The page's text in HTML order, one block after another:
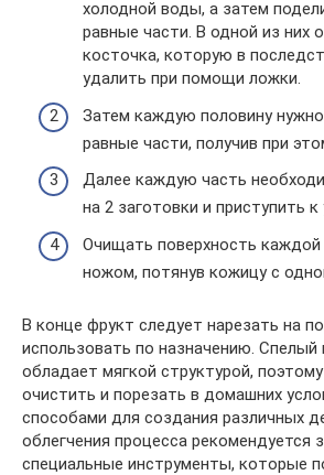
холодной воды, а затем
равные части. В одной из них
косточка, которую в
удалить при помощи ложки.
Затем каждую половину
равные части, получив при
Далее каждую часть
на 2 заготовки и приступить
Очищать поверхность каждой
ножом, потянув кожицу с
В конце фрукт следует нарезать на
использовать по назначению. Спелый
обладает мягкой структурой,
очистить и порезать в домашних
способами для создания различных
облегчения процесса рекомендуется
специальные инструменты, которые